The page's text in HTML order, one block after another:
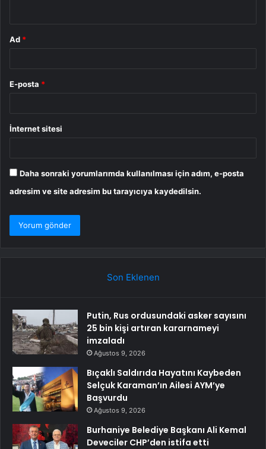
Ad *
E-posta *
İnternet sitesi
Daha sonraki yorumlarımda kullanılması için adım, e-posta
adresim ve site adresim bu tarayıcıya kaydedilsin.
Son Eklenen
Putin, Rus ordusundaki asker sayısını
25 bin kişi artıran kararnameyi
imzaladı
Ağustos 9, 2026
Bıçaklı Saldırıda Hayatını Kaybeden
Selçuk Karaman’ın Ailesi AYM’ye
Başvurdu
Ağustos 9, 2026
Burhaniye Belediye Başkanı Ali Kemal
Deveciler CHP’den istifa etti